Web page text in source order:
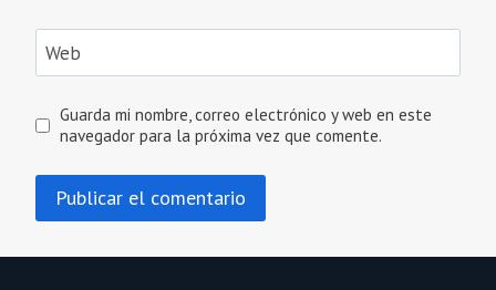
Web
Guarda mi nombre, correo electrónico y web en este
navegador para la próxima vez que comente.